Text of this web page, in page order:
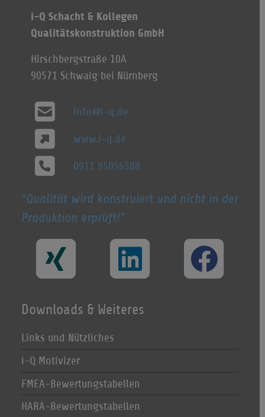
i-Q Schacht & Kollegen
Qualitätskonstruktion GmbH
Hirschbergstraße 10A
90571 Schwaig bei Nürnberg
info@i-q.de
www.i-q.de
0911 95056508
Qualität wird konstruiert und nicht in der
Produktion erprüft!
Downloads & Weiteres
Links und Nützliches
i-Q Motivizer
FMEA-Bewertungstabellen
HARA-Bewertungstabellen